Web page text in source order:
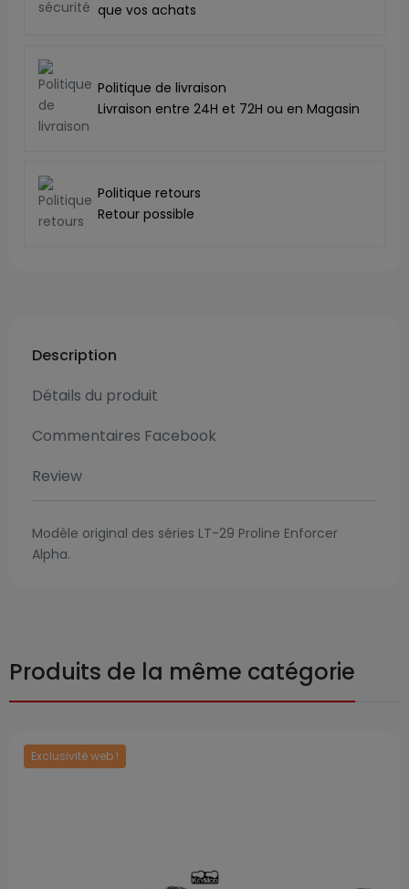
que vos achats
Politique de livraison
Livraison entre 24H et 72H ou en Magasin
Politique retours
Retour possible
Description
Détails du produit
Commentaires Facebook
Review
Modèle original des séries LT-29 Proline Enforcer
Alpha.
Produits de la même catégorie
Exclusivité web !